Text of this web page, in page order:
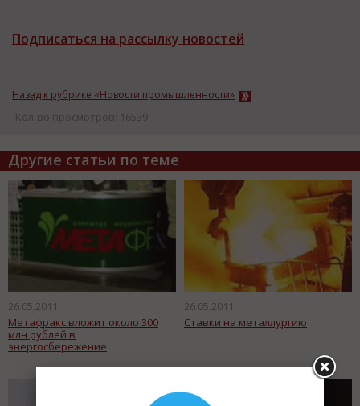
Подписаться на рассылку новостей
Назад к рубрике «Новости промышленности»
Кол-во просмотров: 16539
Другие статьи по теме
26.05.2011
Метафракс вложит около 300
млн рублей в
энергосбережение
26.05.2011
Ставки на металлургию